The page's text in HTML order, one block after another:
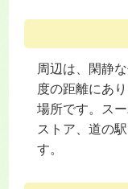
周辺は、閑静
度の距離にあ
場所です。ス
ストア、道の
す。